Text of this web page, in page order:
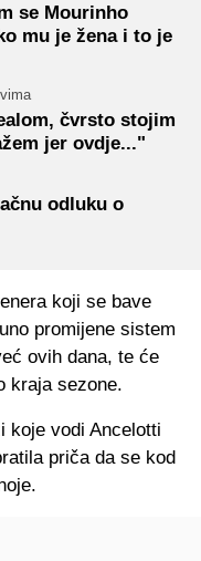
se Mourinho
mu je žena i to je
čvrsto stojim
jer ovdje..."
odluku o
koji se bave
promijene sistem
ovih dana, te će
kraja sezone.
koje vodi Ancelotti
priča da se kod